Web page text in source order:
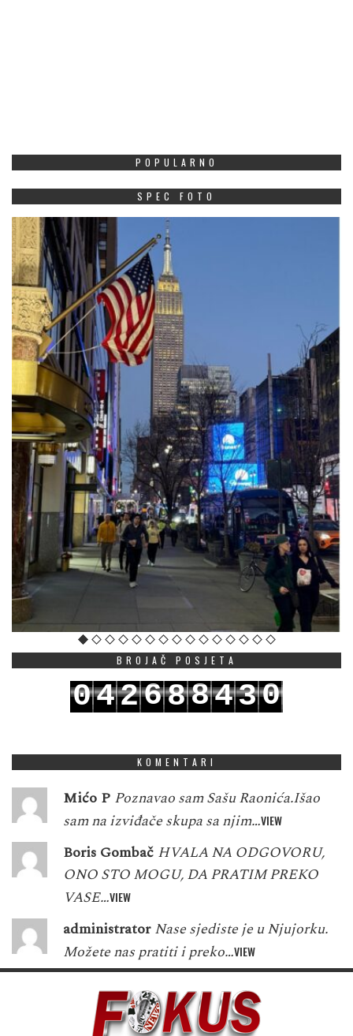
POPULARNO
SPEC FOTO
BROJAČ POSJETA
042688430
KOMENTARI
Mićo P Poznavao sam Sašu Raonića.Išao
sam na izviđače skupa sa njim…VIEW
Boris Gombač HVALA NA ODGOVORU,
ONO STO MOGU, DA PRATIM PREKO
VASE…VIEW
administrator Nase sjediste je u Njujorku.
Možete nas pratiti i preko…VIEW